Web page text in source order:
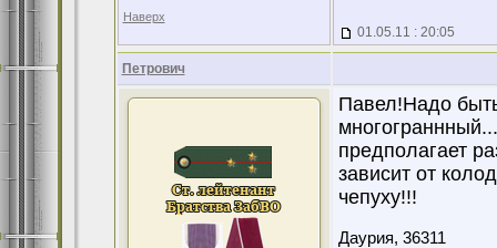
Наверх
01.05.11 : 20:05
Петрович
Павел!Надо
предполагает
зависит от
чепуху!!!
Даурия, 36311